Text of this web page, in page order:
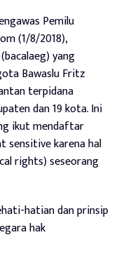
Pemilu
(1/8/2018),
yang
Bawaslu Fritz
terpidana
dan 19 kota. Ini
ikut mendaftar
sensitive karena hal
rights) seseorang
hatian dan prinsip
hak